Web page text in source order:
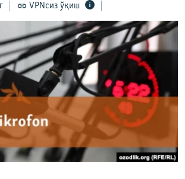
тилларда
VPNсиз ўқиш